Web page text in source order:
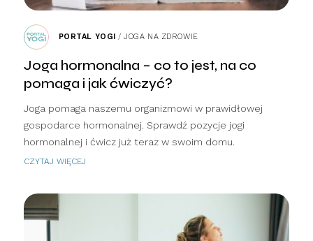
PORTAL YOGI /JOGA NA ZDROWIE
Joga hormonalna – co to jest, na co
pomaga i jak ćwiczyć?
Joga pomaga naszemu organizmowi w prawidłowej
gospodarce hormonalnej. Sprawdź pozycje jogi
hormonalnej i ćwicz już teraz w swoim domu.
CZYTAJ WIĘCEJ